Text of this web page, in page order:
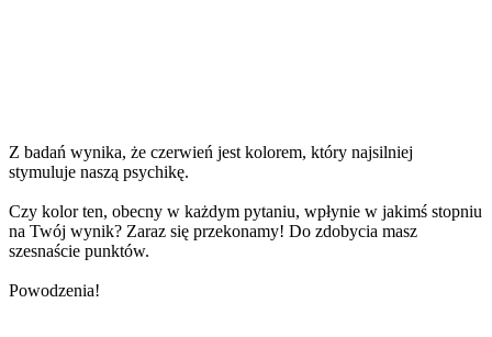
Z badań wynika, że czerwień jest kolorem, który najsilniej
stymuluje naszą psychikę.
Czy kolor ten, obecny w każdym pytaniu, wpłynie w jakimś stopniu
na Twój wynik? Zaraz się przekonamy! Do zdobycia masz
szesnaście punktów.
Powodzenia!